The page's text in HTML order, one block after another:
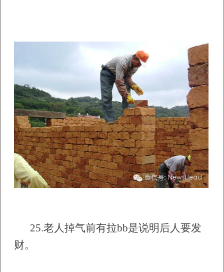
25.老人掉气前有拉bb是说明后人要发
财。